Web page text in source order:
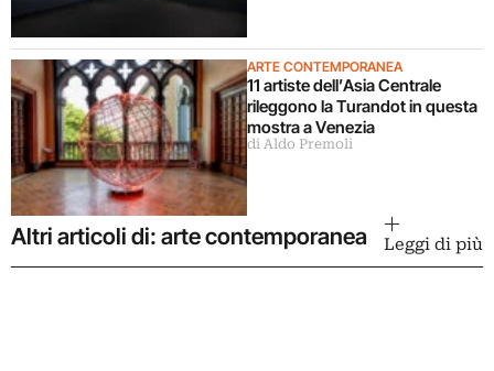
ARTE CONTEMPORANEA
11 artiste dell’Asia Centrale
rileggono la Turandot in questa
mostra a Venezia
di Aldo Premoli
Altri articoli di: arte contemporanea Leggi di più